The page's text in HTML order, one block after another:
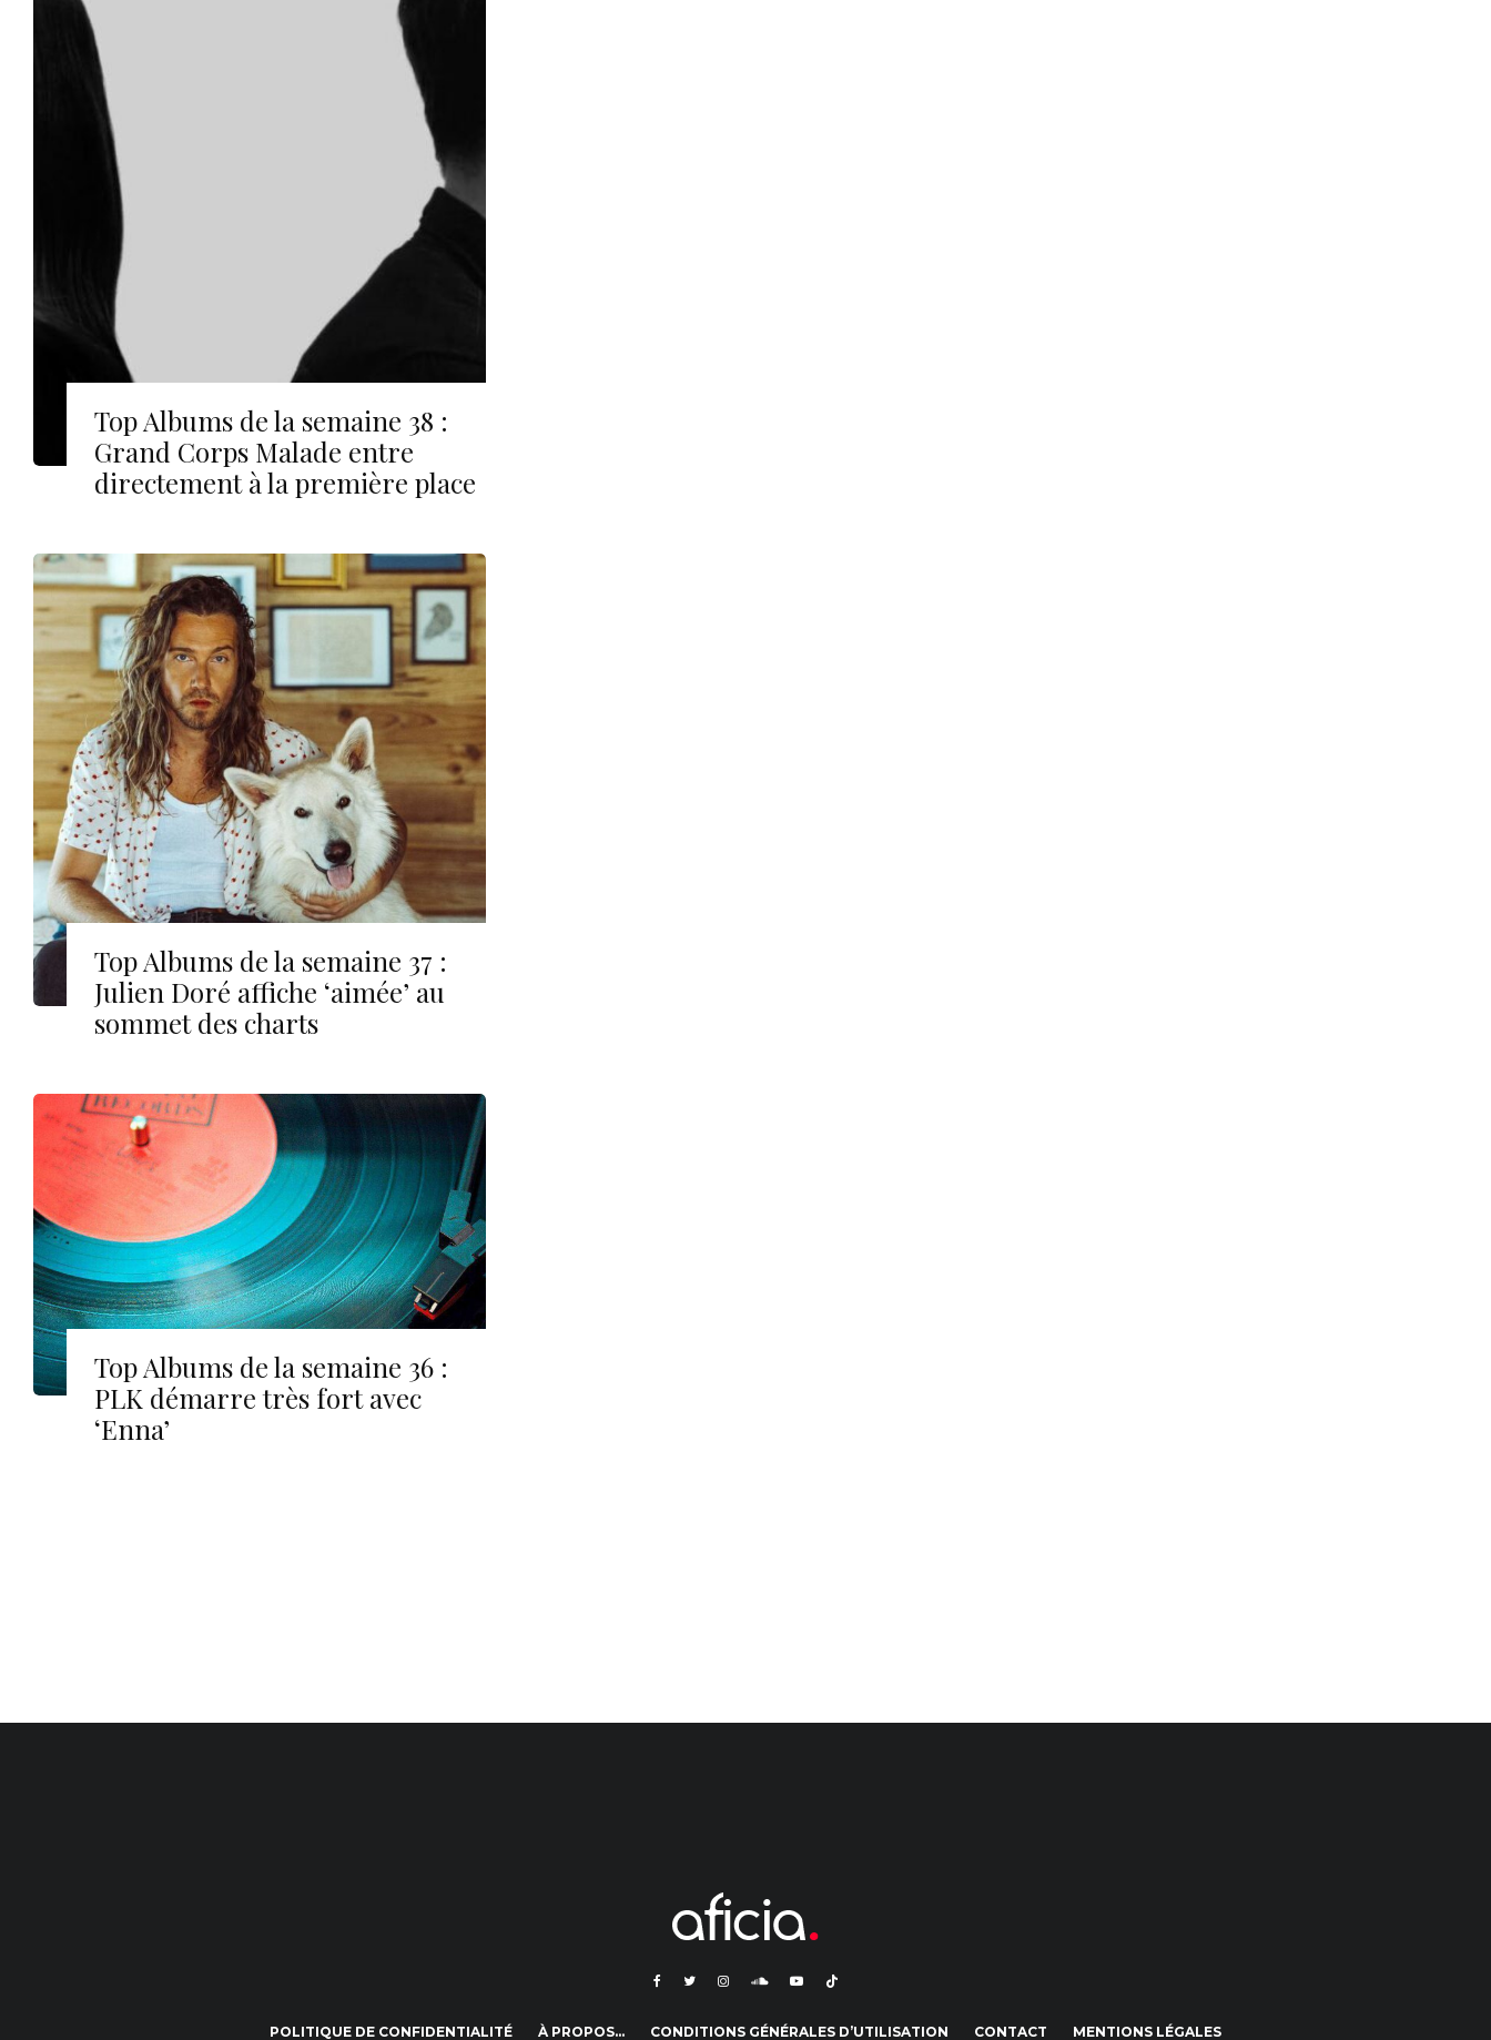
Top Albums de la semaine 38 :
Grand Corps Malade entre
directement à la première place
Top Albums de la semaine 37 :
Julien Doré affiche ‘aimée’ au
sommet des charts
Top Albums de la semaine 36 :
PLK démarre très fort avec
‘Enna’
POLITIQUE DE CONFIDENTIALITÉ À PROPOS… CONDITIONS GÉNÉRALES D’UTILISATION CONTACT MENTIONS LÉGALES